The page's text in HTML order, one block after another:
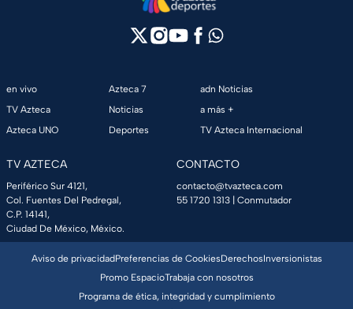
en vivo
TV Azteca
Azteca UNO
Azteca 7
Noticias
Deportes
adn Noticias
a más +
TV Azteca Internacional
TV AZTECA
Periférico Sur 4121,
Col. Fuentes Del Pedregal,
C.P. 14141,
Ciudad De México, México.
CONTACTO
contacto@tvazteca.com
55 1720 1313 | Conmutador
Aviso de privacidadPreferencias de CookiesDerechosInversionistas
Promo EspacioTrabaja con nosotros
Programa de ética, integridad y cumplimiento